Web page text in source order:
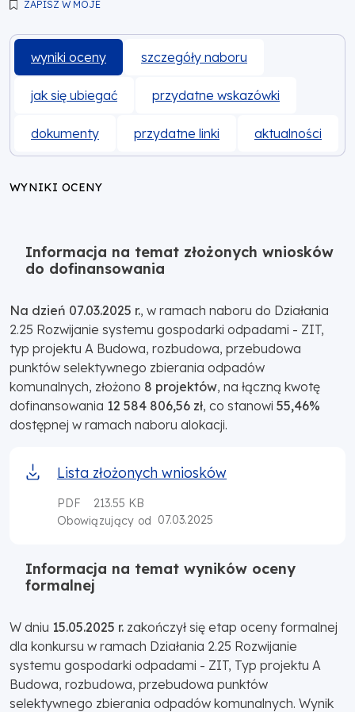
ZAPISZ W MOJE
wyniki oceny szczegóły naboru
jak się ubiegać przydatne wskazówki
dokumenty przydatne linki aktualności
WYNIKI OCENY
Informacja na temat złożonych wniosków
do dofinansowania
Na dzień 07.03.2025 r., w ramach naboru do Działania
2.25 Rozwijanie systemu gospodarki odpadami - ZIT,
typ projektu A Budowa, rozbudowa, przebudowa
punktów selektywnego zbierania odpadów
komunalnych, złożono 8 projektów, na łączną kwotę
dofinansowania 12 584 806,56 zł, co stanowi 55,46%
dostępnej w ramach naboru alokacji.
Lista złożonych wniosków
PDF
213.55 KB
Obowiązujący od 07.03.2025
Informacja na temat wyników oceny
formalnej
W dniu 15.05.2025 r. zakończył się etap oceny formalnej
dla konkursu w ramach Działania 2.25 Rozwijanie
systemu gospodarki odpadami - ZIT, Typ projektu A
Budowa, rozbudowa, przebudowa punktów
selektywnego zbierania odpadów komunalnych. Wynik